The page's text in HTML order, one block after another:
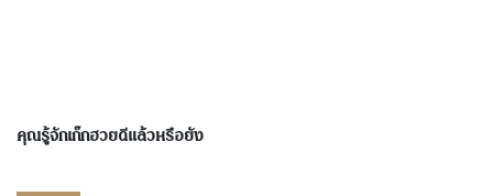
คุณรู้จักเก๊กฮวยดีแล้วหรือยัง